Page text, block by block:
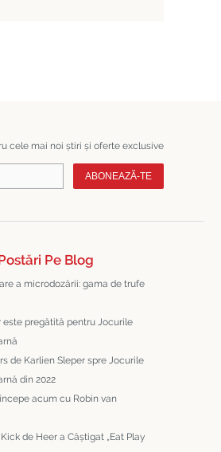
cele mai noi știri și oferte exclusive
ABONEAZĂ-TE
Pe Blog
a microdozării: gama de trufe
este pregătită pentru Jocurile
de Karlien Sleper spre Jocurile
din 2022
acum cu Robin van
de Heer a Câștigat „Eat Play